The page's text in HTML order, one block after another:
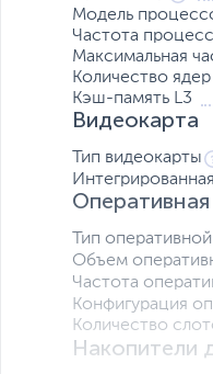
Модель
Частота
Максимальная
Количество ядер
Кэш-память L3
Видеокарта
Тип видеокарты
Тип
Объем
Частота
Конфигурация
Количество
Накопители